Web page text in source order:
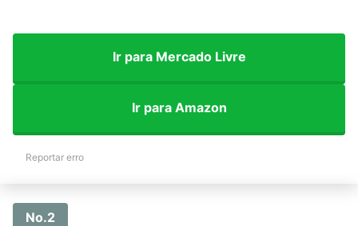
Ir para Mercado Livre
Ir para Amazon
Reportar erro
No.2